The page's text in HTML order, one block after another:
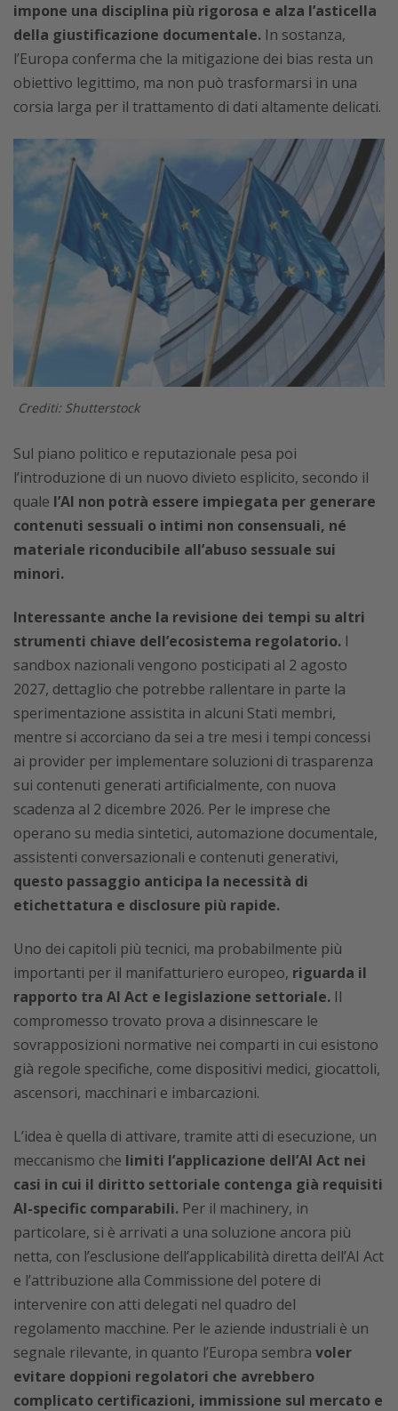
impone una disciplina più rigorosa e alza l’asticella
della giustificazione documentale. In sostanza,
l’Europa conferma che la mitigazione dei bias resta un
obiettivo legittimo, ma non può trasformarsi in una
corsia larga per il trattamento di dati altamente delicati.
Crediti: Shutterstock
Sul piano politico e reputazionale pesa poi
l’introduzione di un nuovo divieto esplicito, secondo il
quale l’AI non potrà essere impiegata per generare
contenuti sessuali o intimi non consensuali, né
materiale riconducibile all’abuso sessuale sui
minori.
Interessante anche la revisione dei tempi su altri
strumenti chiave dell’ecosistema regolatorio. I
sandbox nazionali vengono posticipati al 2 agosto
2027, dettaglio che potrebbe rallentare in parte la
sperimentazione assistita in alcuni Stati membri,
mentre si accorciano da sei a tre mesi i tempi concessi
ai provider per implementare soluzioni di trasparenza
sui contenuti generati artificialmente, con nuova
scadenza al 2 dicembre 2026. Per le imprese che
operano su media sintetici, automazione documentale,
assistenti conversazionali e contenuti generativi,
questo passaggio anticipa la necessità di
etichettatura e disclosure più rapide.
Uno dei capitoli più tecnici, ma probabilmente più
importanti per il manifatturiero europeo, riguarda il
rapporto tra AI Act e legislazione settoriale. Il
compromesso trovato prova a disinnescare le
sovrapposizioni normative nei comparti in cui esistono
già regole specifiche, come dispositivi medici, giocattoli,
ascensori, macchinari e imbarcazioni.
L’idea è quella di attivare, tramite atti di esecuzione, un
meccanismo che limiti l’applicazione dell’AI Act nei
casi in cui il diritto settoriale contenga già requisiti
AI-specific comparabili. Per il machinery, in
particolare, si è arrivati a una soluzione ancora più
netta, con l’esclusione dell’applicabilità diretta dell’AI Act
e l’attribuzione alla Commissione del potere di
intervenire con atti delegati nel quadro del
regolamento macchine. Per le aziende industriali è un
segnale rilevante, in quanto l’Europa sembra voler
evitare doppioni regolatori che avrebbero
complicato certificazioni, immissione sul mercato e